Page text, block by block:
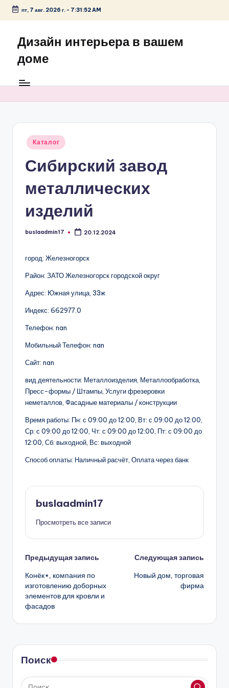
Перейти
содержимому
пт, 7 авг. 2026 г.- 7:31:52 AM
Дизайн интерьера в вашем
доме
Опубликовано
Каталог
Сибирский завод
металлических
изделий
Запись
buslaadmin17 20.12.2024
город: Железногорск
Район: ЗАТО Железногорск городской округ
Адрес: Южная улица, 33ж
Индекс: 662977.0
Телефон: nan
Мобильный Телефон: nan
Сайт: nan
вид деятельности: Металлоизделия, Металлообработка,
Пресс-формы / Штампы, Услуги фрезеровки
неметаллов, Фасадные материалы / конструкции
Время работы: Пн: с 09:00 до 12:00, Вт: с 09:00 до 12:00,
Ср: с 09:00 до 12:00, Чт: с 09:00 до 12:00, Пт: с 09:00 до
12:00, Сб: выходной, Вс: выходной
Способ оплаты: Наличный расчёт, Оплата через банк
buslaadmin17
Просмотреть все записи
Навигация
записи
Предыдущая запись
Конёк+, компания по
изготовлению доборных
элементов для кровли и
фасадов
Следующая запись
Новый дом, торговая
фирма
Поиск